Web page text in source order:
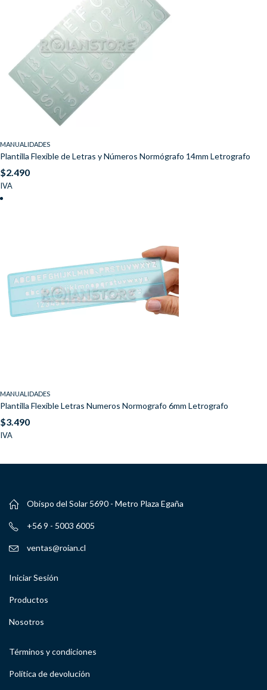
MANUALIDADES
Plantilla Flexible de Letras y Números Normógrafo 14mm Letrografo
$2.490
IVA
MANUALIDADES
Plantilla Flexible Letras Numeros Normografo 6mm Letrografo
$3.490
IVA
Obispo del Solar 5690 - Metro Plaza Egaña
+56 9 - 5003 6005
ventas@roian.cl
Iniciar Sesión
Productos
Nosotros
Términos y condiciones
Política de devolución